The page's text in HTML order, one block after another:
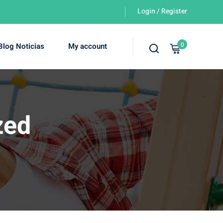
Login / Register
Noticias My account 0